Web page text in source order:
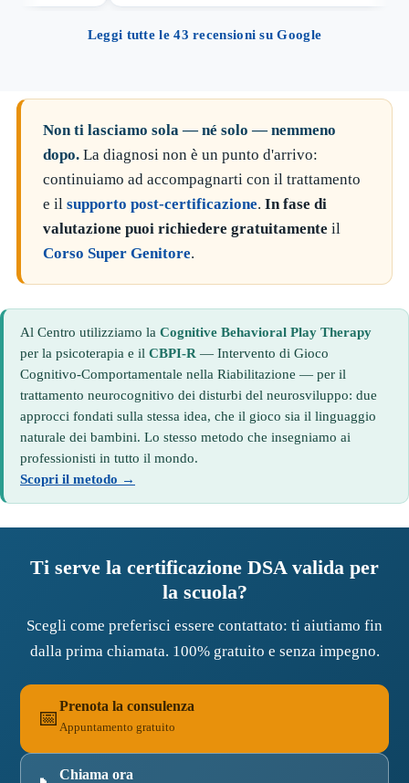
Leggi tutte le 43 recensioni su Google
Non ti lasciamo sola — né solo — nemmeno
dopo. La diagnosi non è un punto d'arrivo:
continuiamo ad accompagnarti con il trattamento
e il supporto post-certificazione. In fase di
valutazione puoi richiedere gratuitamente il
Corso Super Genitore.
Al Centro utilizziamo la Cognitive Behavioral Play Therapy
per la psicoterapia e il CBPI-R — Intervento di Gioco
Cognitivo-Comportamentale nella Riabilitazione — per il
trattamento neurocognitivo dei disturbi del neurosviluppo: due
approcci fondati sulla stessa idea, che il gioco sia il linguaggio
naturale dei bambini. Lo stesso metodo che insegniamo ai
professionisti in tutto il mondo.
Scopri il metodo →
Ti serve la certificazione DSA valida per
la scuola?
Scegli come preferisci essere contattato: ti aiutiamo fin
dalla prima chiamata. 100% gratuito e senza impegno.
📅
Prenota la consulenza
Appuntamento gratuito
Chiama ora